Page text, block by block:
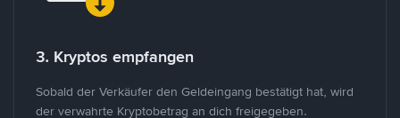
3. Kryptos empfangen
Sobald der Verkäufer den Geldeingang bestätigt hat, wird
der verwahrte Kryptobetrag an dich freigegeben.